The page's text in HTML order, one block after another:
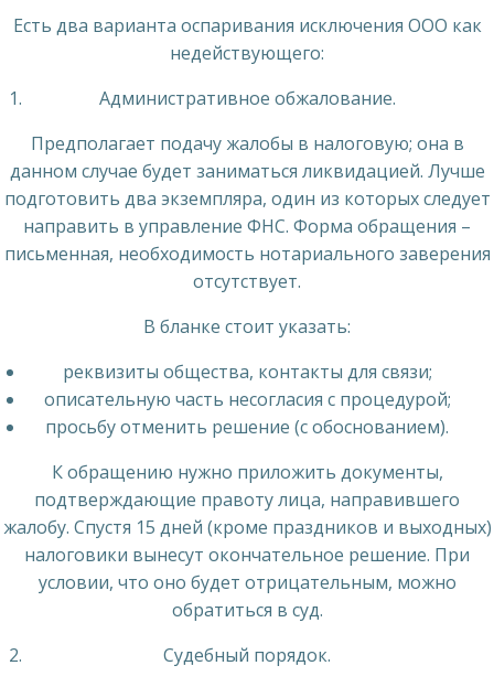
Есть два варианта оспаривания исключения ООО как
недействующего:
Административное обжалование.
Предполагает подачу жалобы в налоговую; она в
данном случае будет заниматься ликвидацией. Лучше
подготовить два экземпляра, один из которых следует
направить в управление ФНС. Форма обращения –
письменная, необходимость нотариального заверения
отсутствует.
В бланке стоит указать:
реквизиты общества, контакты для связи;
описательную часть несогласия с процедурой;
просьбу отменить решение (с обоснованием).
К обращению нужно приложить документы,
подтверждающие правоту лица, направившего
жалобу. Спустя 15 дней (кроме праздников и выходных)
налоговики вынесут окончательное решение. При
условии, что оно будет отрицательным, можно
обратиться в суд.
Судебный порядок.